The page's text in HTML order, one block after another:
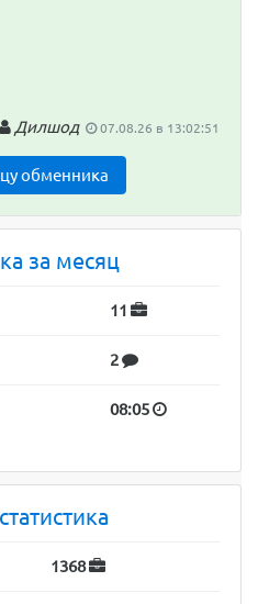
Дилшод 07.08.26 в 13:02:51
обменника
за месяц
11
2
08:05
1368